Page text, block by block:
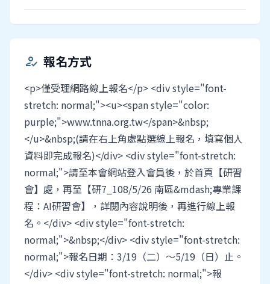
how_to_reg 報名方式
<p>僅受理網路線上報名</p> <div style="font-
stretch: normal;"><u><span style="color:
purple;">www.tnna.org.tw</span>&nbsp;
</u>&nbsp;(請在右上角處點選線上報名，填寫個人
資料即完成報名)</div> <div style="font-stretch:
normal;">請至本會網站登入會員後，於首頁【研習
會】處，再至【研7_108/5/26 南區&mdash;專業課
程：AI研習會】，詳閱內容說明後，再進行線上報
名。</div> <div style="font-stretch:
normal;">&nbsp;</div> <div style="font-stretch:
normal;">報名日期：3/19（二）～5/19（日）止。
</div> <div style="font-stretch: normal;">報